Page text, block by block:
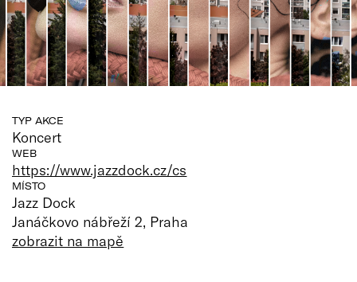
TYP AKCE
Koncert
WEB
https://www.jazzdock.cz/cs
MÍSTO
Jazz Dock
Janáčkovo nábřeží 2, Praha
zobrazit na mapě